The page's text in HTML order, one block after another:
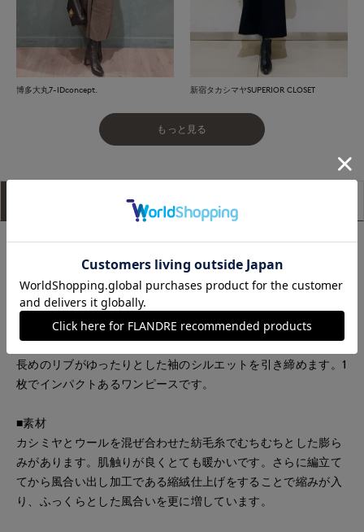
博多大丸7-IDconcept. 新宿タカシマヤSUPERIOR CLOSET
もっと見る
■デザイン
ゆったりとしたドロップショルダーでウエストにタックを施し
たデザイン。ウエスト位置で少しブラウジングさせて着るフォ
ルムで品良く仕立てました。スカート部分は身体のシルエット
を拾いにくい立体感のある畦編みに、身頃部分は天竺編みにす
ることで着心地良くドレープ感を出しより女性らしく。袖口は
長めのリブがゆったりとした袖のシルエットを引き締めます。1
枚でインパクトあるワンピースです。
■素材
カシミヤとウールを混ぜ合わせた紡毛糸でむちむちとした膨ら
みがあります。肌触りが良くとても暖かいです。さらに編立て
てから風合い出し加工である縮絨仕上げをすることで縮みが入
り、ふっくらとした風合いを更に増しています。